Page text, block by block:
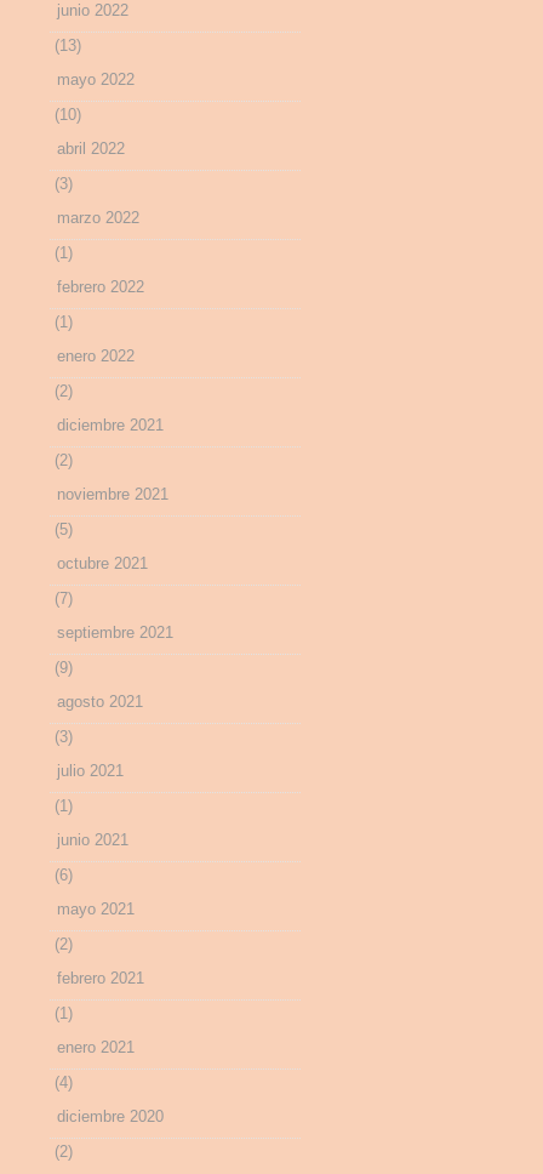
junio 2022
(13)
mayo 2022
(10)
abril 2022
(3)
marzo 2022
(1)
febrero 2022
(1)
enero 2022
(2)
diciembre 2021
(2)
noviembre 2021
(5)
octubre 2021
(7)
septiembre 2021
(9)
agosto 2021
(3)
julio 2021
(1)
junio 2021
(6)
mayo 2021
(2)
febrero 2021
(1)
enero 2021
(4)
diciembre 2020
(2)